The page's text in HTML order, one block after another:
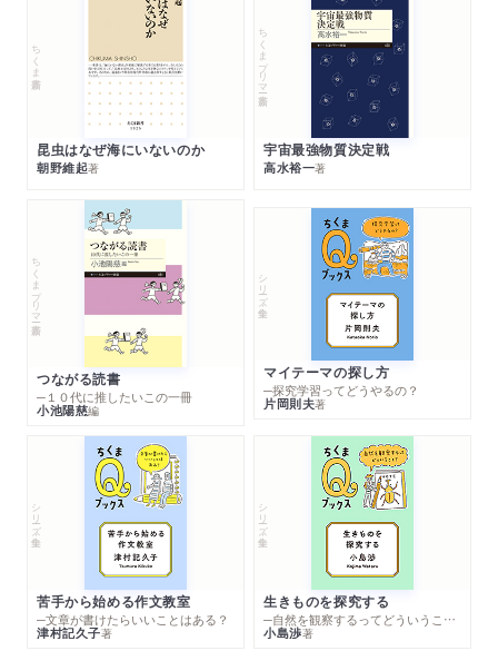
ちくま新書
昆虫はなぜ海にいないのか
朝野維起著
ちくまプリマー新書
宇宙最強物質決定戦
高水裕一著
ちくまプリマー新書
つながる読書
─１０代に推したいこの一冊
小池陽慈編
シリーズ・全集
マイテーマの探し方
─探究学習ってどうやるの？
片岡則夫著
シリーズ・全集
苦手から始める作文教室
─文章が書けたらいいことはある？
津村記久子著
シリーズ・全集
生きものを探究する
─自然を観察するってどういうこと？
小島渉著